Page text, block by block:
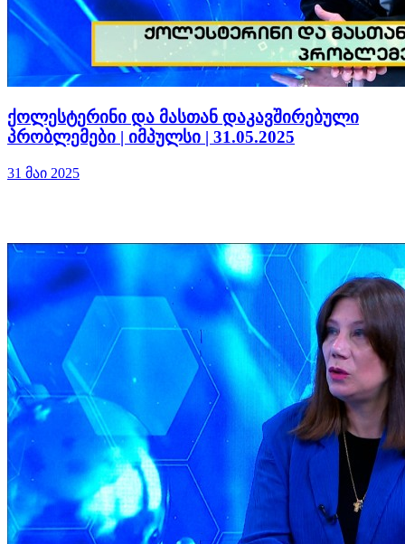
ქოლესტერინი და მასთან დაკავშირებული
პრობლემები | იმპულსი | 31.05.2025
31 მაი 2025